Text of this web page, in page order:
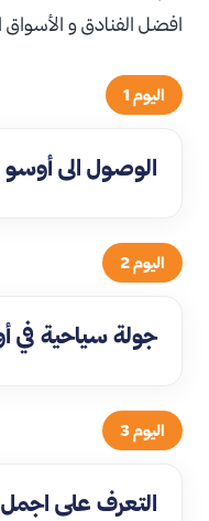
افضل الفنادق و الأسواق
اليوم 1
الوصول الى أوسو
اليوم 2
جولة سياحية في
اليوم 3
التعرف على اجمل